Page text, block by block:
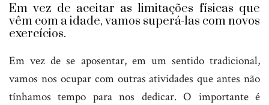
Em vez de aceitar as limitações físicas que
vêm com a idade, vamos superá-las com novos
exercícios.
Em vez de se aposentar, em um sentido tradicional,
vamos nos ocupar com outras atividades que antes não
tínhamos tempo para nos dedicar. O importante é